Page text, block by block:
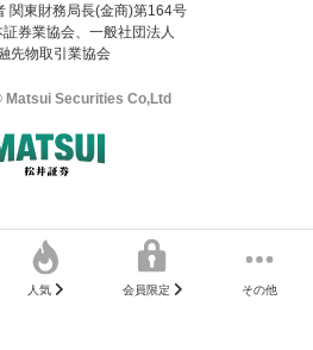
人気 会員限定 その他
関東財務局長(金商)第164号
証券業協会、一般社団法人
先物取引業協会
Securities Co,Ltd
サイトへようこそ
サイトは、当社が作成したもので
は、本サイトの推奨環境外のた
に動作しない可能性があります。
会員限定の機能です。
後からいつでもお気に入りのコンテ
ます。
が必要です。
ンしてください。
ログイン